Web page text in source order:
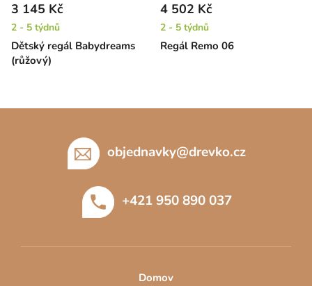
Dětský regál Babydreams
(růžový)
3 145 Kč
2 - 5 týdnů
Regál Remo 06
4 502 Kč
2 - 5 týdnů
objednavky@drevko.cz
+421 950 890 037
Domov